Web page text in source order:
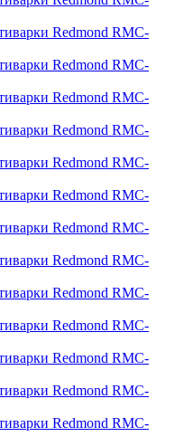
Redmond RMC-
Redmond RMC-
Redmond RMC-
Redmond RMC-
Redmond RMC-
Redmond RMC-
Redmond RMC-
Redmond RMC-
Redmond RMC-
Redmond RMC-
Redmond RMC-
Redmond RMC-
Redmond RMC-